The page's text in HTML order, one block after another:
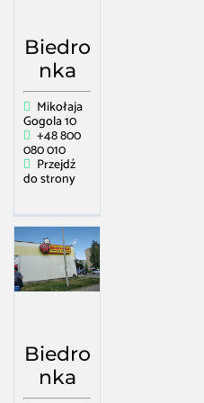
Biedro
nka
Mikołaja
Gogola 10
+48 800
080 010
Przejdź
do strony
Biedro
nka